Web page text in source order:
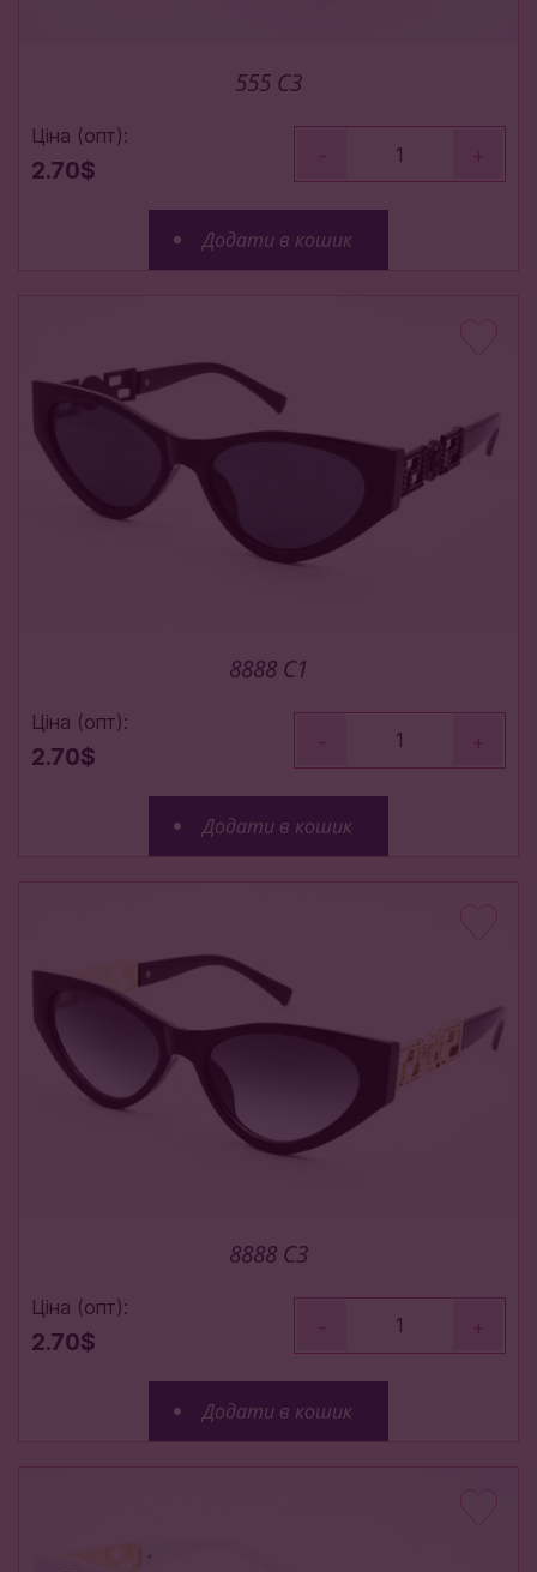
555 C3
Ціна (опт):
2.70$
- +
Додати в кошик
8888 C1
Ціна (опт):
2.70$
- +
Додати в кошик
8888 C3
Ціна (опт):
2.70$
- +
Додати в кошик